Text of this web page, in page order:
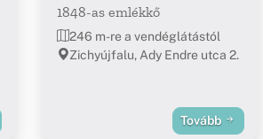
1848-as emlékkő
246 m-re a vendéglátástól
Zichyújfalu, Ady Endre utca 2.
Tovább